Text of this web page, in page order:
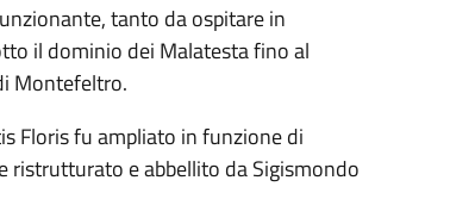
tanto da ospitare in
il dominio dei Malatesta fino al
Montefeltro.
Floris fu ampliato in funzione di
ristrutturato e abbellito da Sigismondo